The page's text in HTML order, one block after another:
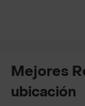
Mejores
ubicación